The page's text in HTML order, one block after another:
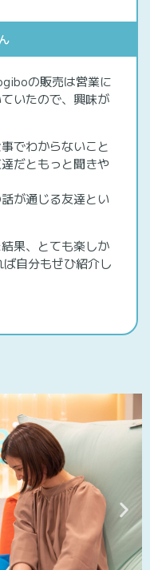
の販売は営業に
いたので、興味が
でわからないこと
だともっと聞きや
が通じる友達とい
果、とても楽しか
自分もぜひ紹介し